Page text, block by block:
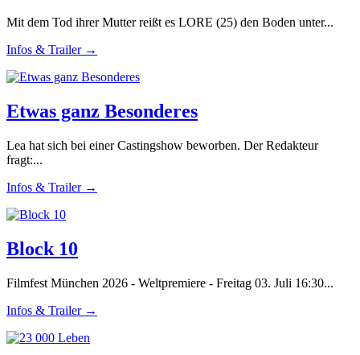
Mit dem Tod ihrer Mutter reißt es LORE (25) den Boden unter...
Infos & Trailer →
Etwas ganz Besonderes
Lea hat sich bei einer Castingshow beworben. Der Redakteur
fragt:...
Infos & Trailer →
Block 10
Filmfest München 2026 - Weltpremiere - Freitag 03. Juli 16:30...
Infos & Trailer →